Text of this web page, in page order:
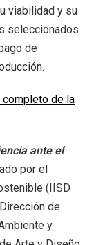
viabilidad y su
seleccionados
de
de la
ante el
por el
(IISD
de
y